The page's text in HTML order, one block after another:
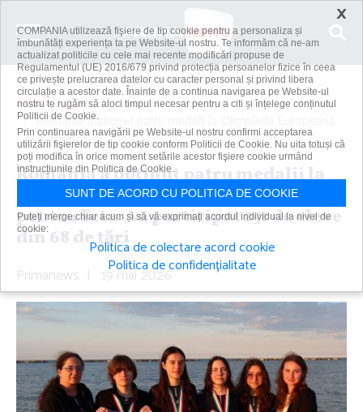
Acasă
Știri
România a obţinut patru medalii la Olimpiada Europeană
de Informatică...
România a obţinut patru medalii la
Olimpiada Europeană de Informatică
pentru Fete. Au participat 251 de eleve
din 68 de ţări
Primanews | 19 mai 2026
×
COMPANIA utilizează fişiere de tip cookie pentru a personaliza și
îmbunătăți experiența ta pe Website-ul nostru. Te informăm că ne-am
actualizat politicile cu cele mai recente modificări propuse de
Regulamentul (UE) 2016/679 privind protecția persoanelor fizice în ceea
ce privește prelucrarea datelor cu caracter personal și privind libera
circulație a acestor date. Înainte de a continua navigarea pe Website-ul
nostru te rugăm să aloci timpul necesar pentru a citi și înțelege conținutul
Politicii de Cookie.
Prin continuarea navigării pe Website-ul nostru confirmi acceptarea
utilizării fişierelor de tip cookie conform Politicii de Cookie. Nu uita totuși că
poți modifica în orice moment setările acestor fişiere cookie urmând
instrucțiunile din Politica de Cookie.
SUNT DE ACORD CU POLITICA DE COOKIE
Puteți merge chiar acum și să vă exprimați acordul individual la nivel de
cookie:
Politica de colectare acord cookie
Politica de confidențialitate